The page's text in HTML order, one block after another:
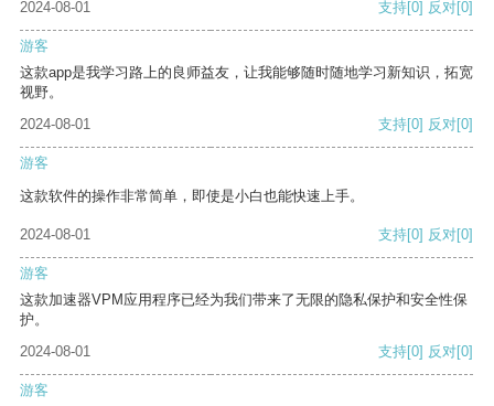
2024-08-01 支持[0] 反对[0]
游客
这款app是我学习路上的良师益友，让我能够随时随地学习新知识，拓宽
视野。
2024-08-01
支持[0] 反对[0]
游客
这款软件的操作非常简单，即使是小白也能快速上手。
2024-08-01 支持[0] 反对[0]
游客
这款加速器VPM应用程序已经为我们带来了无限的隐私保护和安全性保
护。
2024-08-01
支持[0] 反对[0]
游客